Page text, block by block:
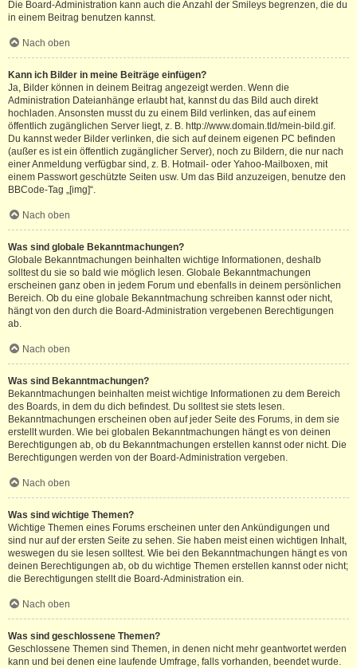
Die Board-Administration kann auch die Anzahl der Smileys begrenzen, die du
in einem Beitrag benutzen kannst.
Nach oben
Kann ich Bilder in meine Beiträge einfügen?
Ja, Bilder können in deinem Beitrag angezeigt werden. Wenn die
Administration Dateianhänge erlaubt hat, kannst du das Bild auch direkt
hochladen. Ansonsten musst du zu einem Bild verlinken, das auf einem
öffentlich zugänglichen Server liegt, z. B. http://www.domain.tld/mein-bild.gif.
Du kannst weder Bilder verlinken, die sich auf deinem eigenen PC befinden
(außer es ist ein öffentlich zugänglicher Server), noch zu Bildern, die nur nach
einer Anmeldung verfügbar sind, z. B. Hotmail- oder Yahoo-Mailboxen, mit
einem Passwort geschützte Seiten usw. Um das Bild anzuzeigen, benutze den
BBCode-Tag „[img]“.
Nach oben
Was sind globale Bekanntmachungen?
Globale Bekanntmachungen beinhalten wichtige Informationen, deshalb
solltest du sie so bald wie möglich lesen. Globale Bekanntmachungen
erscheinen ganz oben in jedem Forum und ebenfalls in deinem persönlichen
Bereich. Ob du eine globale Bekanntmachung schreiben kannst oder nicht,
hängt von den durch die Board-Administration vergebenen Berechtigungen
ab.
Nach oben
Was sind Bekanntmachungen?
Bekanntmachungen beinhalten meist wichtige Informationen zu dem Bereich
des Boards, in dem du dich befindest. Du solltest sie stets lesen.
Bekanntmachungen erscheinen oben auf jeder Seite des Forums, in dem sie
erstellt wurden. Wie bei globalen Bekanntmachungen hängt es von deinen
Berechtigungen ab, ob du Bekanntmachungen erstellen kannst oder nicht. Die
Berechtigungen werden von der Board-Administration vergeben.
Nach oben
Was sind wichtige Themen?
Wichtige Themen eines Forums erscheinen unter den Ankündigungen und
sind nur auf der ersten Seite zu sehen. Sie haben meist einen wichtigen Inhalt,
weswegen du sie lesen solltest. Wie bei den Bekanntmachungen hängt es von
deinen Berechtigungen ab, ob du wichtige Themen erstellen kannst oder nicht;
die Berechtigungen stellt die Board-Administration ein.
Nach oben
Was sind geschlossene Themen?
Geschlossene Themen sind Themen, in denen nicht mehr geantwortet werden
kann und bei denen eine laufende Umfrage, falls vorhanden, beendet wurde.